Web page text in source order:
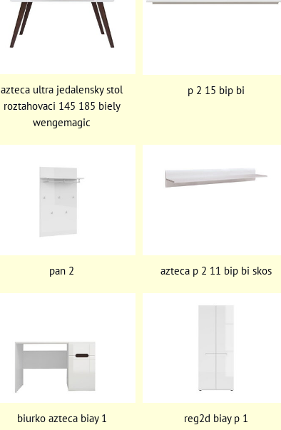
azteca ultra jedalensky stol
roztahovaci 145 185 biely
wengemagic
p 2 15 bip bi
pan 2 azteca p 2 11 bip bi skos
biurko azteca biay 1 reg2d biay p 1